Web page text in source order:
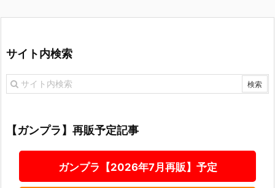
サイト内検索
【ガンプラ】再販予定記事
ガンプラ【2026年7月再販】予定